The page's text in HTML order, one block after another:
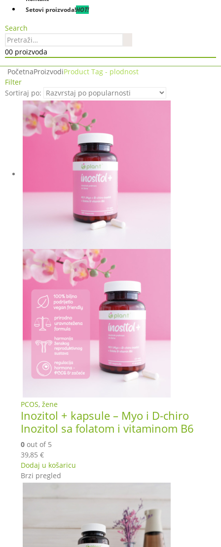
Setovi proizvoda!HOT!
Search
00 proizvoda
PočetnaProizvodiProduct Tag - plodnost
Filter
Sortiraj po:
PCOS, žene
Inozitol + kapsule – Myo i D-chiro
Inozitol sa folatom i vitaminom B6
0 out of 5
39,85 €
Dodaj u košaricu
Brzi pregled